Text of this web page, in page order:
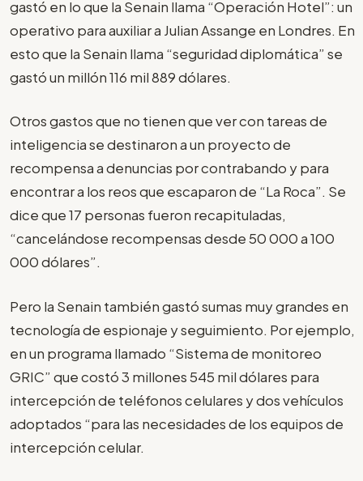
gastó en lo que la Senain llama “Operación Hotel”: un
operativo para auxiliar a Julian Assange en Londres. En
esto que la Senain llama “seguridad diplomática” se
gastó un millón 116 mil 889 dólares.
Otros gastos que no tienen que ver con tareas de
inteligencia se destinaron a un proyecto de
recompensa a denuncias por contrabando y para
encontrar a los reos que escaparon de “La Roca”. Se
dice que 17 personas fueron recapituladas,
“cancelándose recompensas desde 50 000 a 100
000 dólares”.
Pero la Senain también gastó sumas muy grandes en
tecnología de espionaje y seguimiento. Por ejemplo,
en un programa llamado “Sistema de monitoreo
GRIC” que costó 3 millones 545 mil dólares para
intercepción de teléfonos celulares y dos vehículos
adoptados “para las necesidades de los equipos de
intercepción celular.